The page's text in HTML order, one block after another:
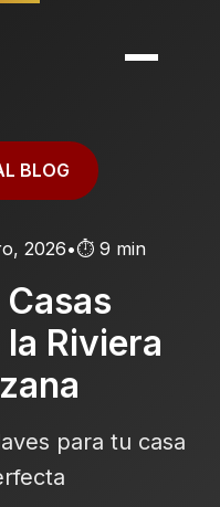
BLOG
2026•⏱️ 9 min
Riviera
para tu casa